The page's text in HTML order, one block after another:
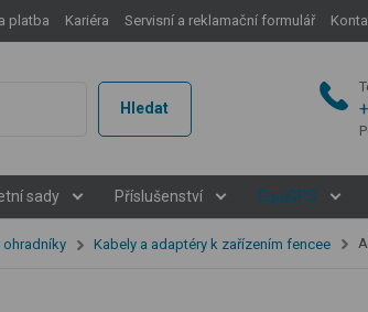
platba Kariéra Servisní a reklamační formulář
Hledat
sady Příslušenství EquiGPS
ohradníky Kabely a adaptéry k zařízením fencee